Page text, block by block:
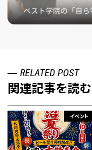
RELATED POST
関連記事を読む
イベント